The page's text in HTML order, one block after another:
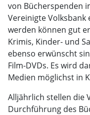
von Bücherspenden
Vereinigte Volksbank
werden können gut
Krimis, Kinder- und
ebenso erwünscht
Film-DVDs. Es wird
Medien möglichst in
Alljährlich stellen die
Durchführung des